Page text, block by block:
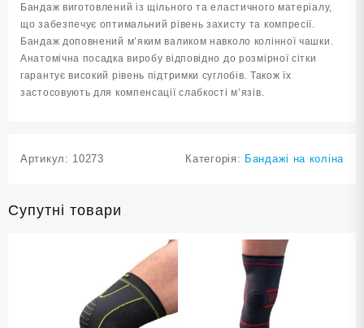
S
кількість
Бандаж виготовлений із щільного та еластичного матеріалу,
що забезпечує оптимальний рівень захисту та компресії.
Бандаж доповнений м’яким валиком навколо колінної чашки.
Анатомічна посадка виробу відповідно до розмірної сітки
гарантує високий рівень підтримки суглобів. Також їх
застосовують для компенсації слабкості м’язів.
Артикул: 10273 Категорія: Бандажі на коліна
Супутні товари